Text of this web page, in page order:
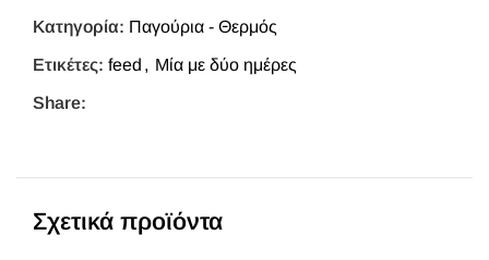
Κατηγορία: Παγούρια - Θερμός
Ετικέτες: feed , Μία με δύο ημέρες
Share:
Σχετικά προϊόντα